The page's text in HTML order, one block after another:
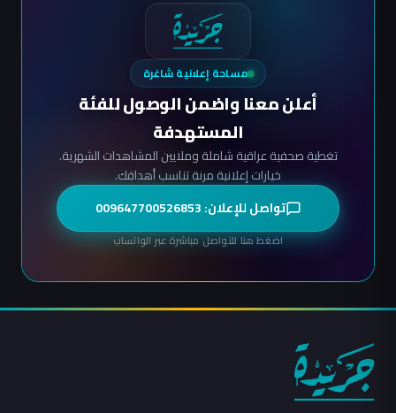
مساحة إعلانية شاغرة
أعلن معنا واضمن الوصول للفئة
المستهدفة
تغطية صحفية عراقية شاملة وملايين المشاهدات الشهرية.
خيارات إعلانية مرنة تناسب أهدافك.
تواصل للإعلان: 009647700526853
اضغط هنا للتواصل مباشرة عبر الواتساب